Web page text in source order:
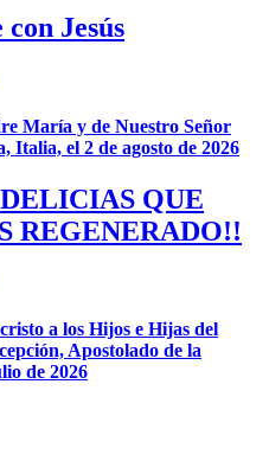
Jesús
María y de Nuestro Señor
Italia, el 2 de agosto de 2026
QUE
REGENERADO!!
a los Hijos e Hijas del
Apostolado de la
de 2026